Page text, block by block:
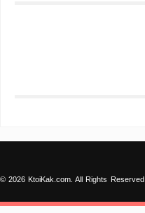
© 2026 KtoiKak.com. All Rights Reserved.